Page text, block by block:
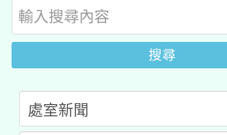
動」
開 智慧啟航」
搜尋